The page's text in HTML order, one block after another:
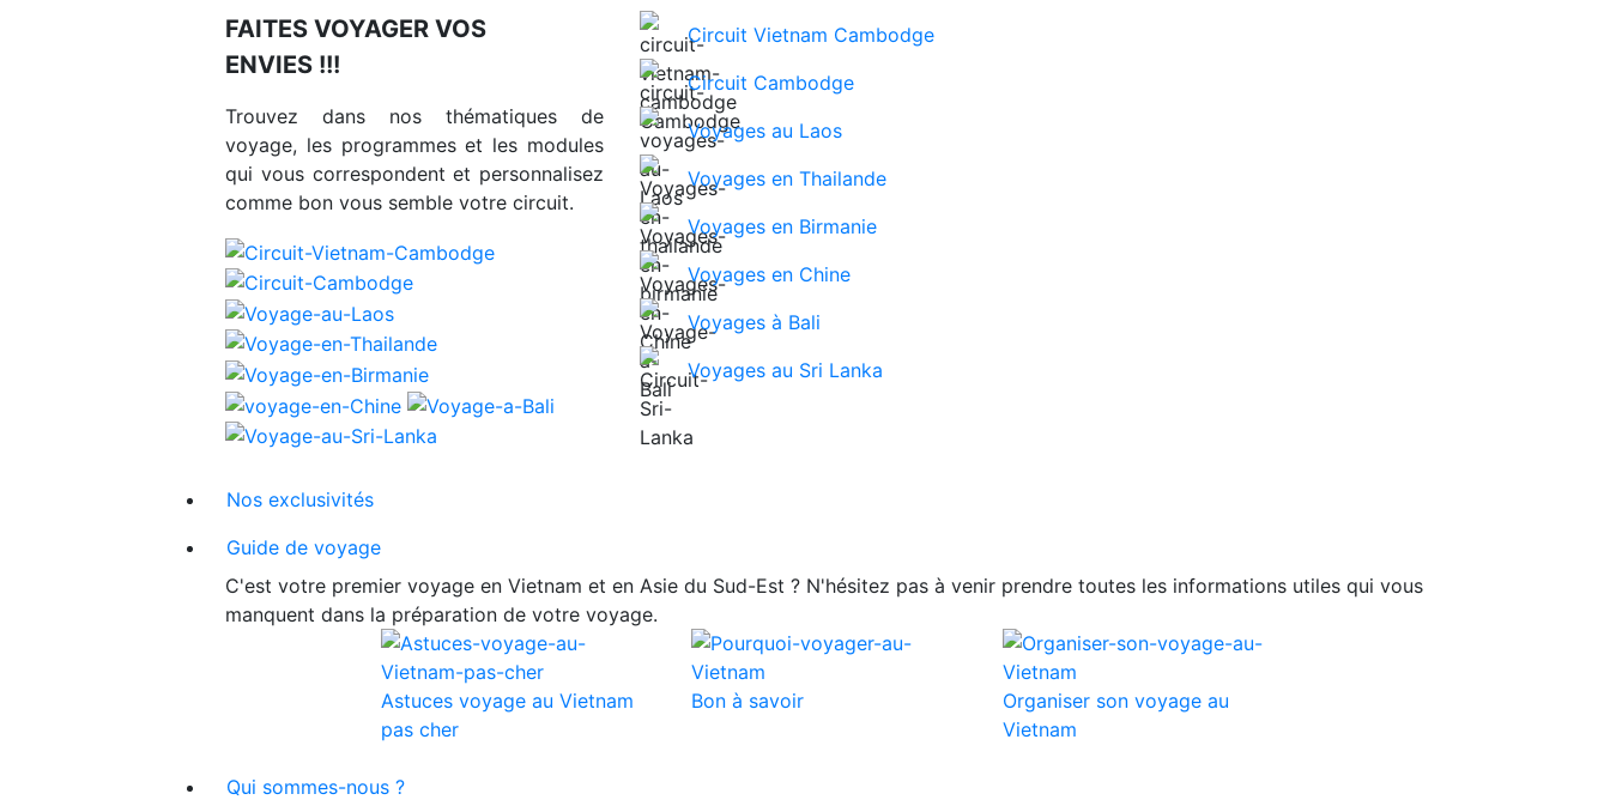
FAITES VOYAGER VOS
ENVIES !!!
Trouvez dans nos thématiques de
voyage, les programmes et les modules
qui vous correspondent et personnalisez
comme bon vous semble votre circuit.
Circuit Vietnam Cambodge
Circuit Cambodge
Voyages au Laos
Voyages en Thailande
Voyages en Birmanie
Voyages en Chine
Voyages à Bali
Voyages au Sri Lanka
Nos exclusivités
Guide de voyage
C'est votre premier voyage en Vietnam et en Asie du Sud-Est ? N'hésitez pas à venir prendre toutes les informations utiles qui vous
manquent dans la préparation de votre voyage.
Astuces voyage au Vietnam
pas cher
Bon à savoir
Organiser son voyage au
Vietnam
Qui sommes-nous ?